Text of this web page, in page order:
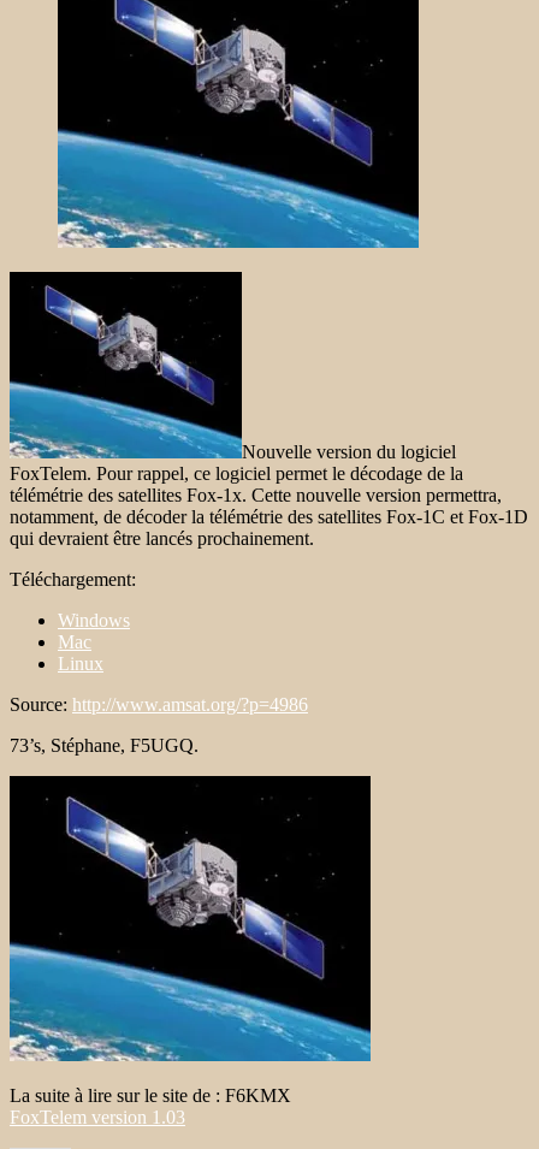
Nouvelle version du logiciel
FoxTelem. Pour rappel, ce logiciel permet le décodage de la
télémétrie des satellites Fox-1x. Cette nouvelle version permettra,
notamment, de décoder la télémétrie des satellites Fox-1C et Fox-1D
qui devraient être lancés prochainement.
Téléchargement:
Windows
Mac
Linux
Source: http://www.amsat.org/?p=4986
73’s, Stéphane, F5UGQ.
La suite à lire sur le site de : F6KMX
FoxTelem version 1.03